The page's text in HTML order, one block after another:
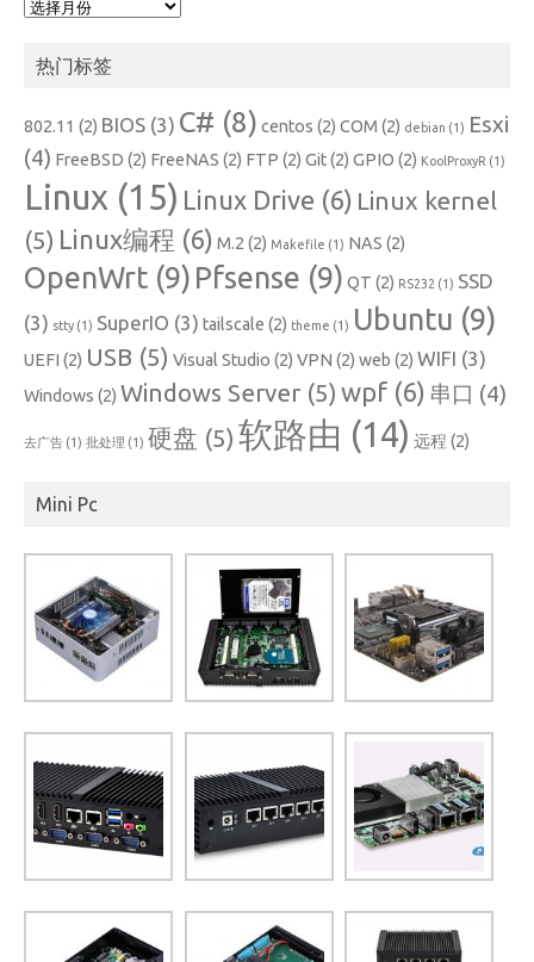
归
热门标签
802.11 (2) BIOS (3) C# (8) centos (2) COM (2) debian (1) Esxi
(4) FreeBSD (2) FreeNAS (2) FTP (2) Git(2) GPIO (2) KoolProxyR (1)
Linux (15) Linux Drive (6) Linux kernel
(5) Linux编程 (6) M.2 (2) Makefile (1) NAS (2)
OpenWrt (9) Pfsense (9) QT (2) RS232 (1) SSD
(3) stty (1) SuperIO (3) tailscale (2) theme (1) Ubuntu (9)
UEFI (2) USB (5) Visual Studio (2) VPN (2) web (2) WIFI (3)
Windows (2) Windows Server (5) wpf (6) 串口 (4)
去广告 (1) 批处理 (1) 硬盘 (5) 软路由 (14) 远程 (2)
Mini Pc